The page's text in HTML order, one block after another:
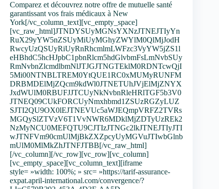
Comparez et découvrez notre offre de mutuelle santé
garantissant vos frais médicaux à New
York[/vc_column_text][vc_empty_space]
[vc_raw_html]JTNDYSUyMGNsYXNzJTNEJTIyYn
RuX29yYW5nZSUyMiUyMGhyZWYlM0QlMjJodH
RwcyUzQSUyRiUyRnRhcmlmLWFzc3VyYW5jZS1l
eHBhdC5hcHJpbC1pbnRlcm5hdGlvbmFsLmNvbSUy
RmNvbnZlcmdlbmNlJTJGJTNGTEklM0RDNTcwQjI
5Mi00NTNBLTREM0YtQUE1RC0xMUMyRUNFM
DRBMDElMjZQcm9kdWl0JTNETUhJVjElMjZNYX
JxdWUlM0RBUFJJTCUyNkNvbnRleHRlTGF5b3V0
JTNEQ09CUkFORCUyNmxhbmd1ZSUzRGZyLUZ
SJTI2QU9OX0lEJTNEVUc5aWJEQmpVRFZ2TVRs
MGQySlZTVzV6T1VvNWR6MDklMjZDTyUzREk2
NzMyNCU0MEFQTU9CJTIzJTNGc2lkJTNEJTIyJTI
wJTNFVm90cmUlMjBkZXZpcyUyMGVuJTIwbGlnb
mUlM0MlMkZhJTNFJTBB[/vc_raw_html]
[/vc_column][/vc_row][vc_row][vc_column]
[vc_empty_space][vc_column_text][iframe
style= »width: 100%; » src= »https://tarif-assurance-
expat.april-international.com/convergence/?